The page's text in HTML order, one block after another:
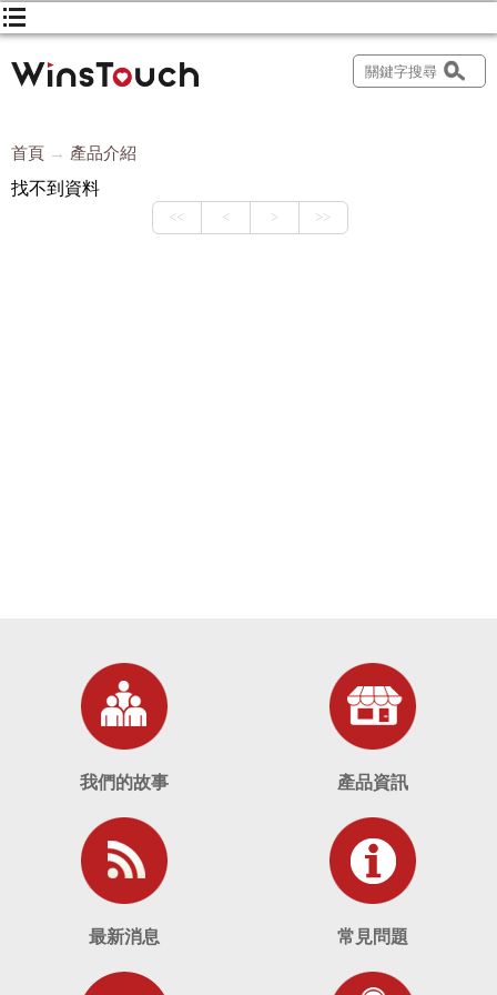
首頁
產品介紹
找不到資料
我們的故事 產品資訊
最新消息 常見問題